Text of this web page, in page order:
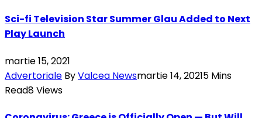
Sci-fi Television Star Summer Glau Added to Next
Play Launch
martie 15, 2021
Advertoriale ByValcea Newsmartie 14, 20215 Mins
Read8Views